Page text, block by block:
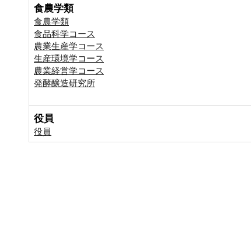
食農学類
食農学類
食品科学コース
農業生産学コース
生産環境学コース
農業経営学コース
発酵醸造研究所
役員
役員